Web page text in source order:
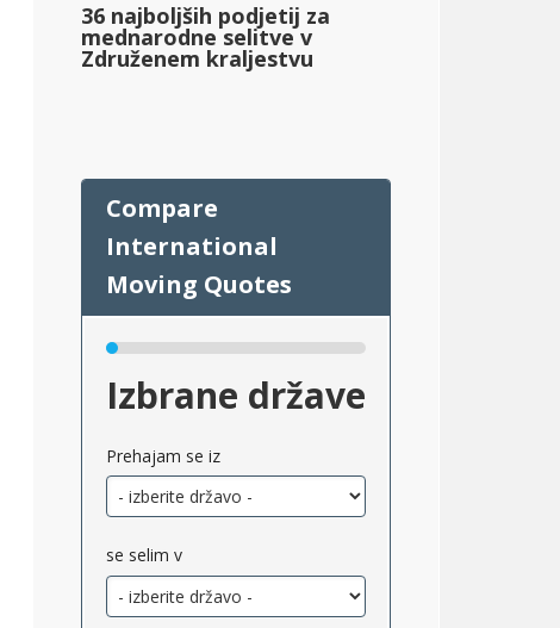
36 najboljših podjetij za
mednarodne selitve v
Združenem kraljestvu
Izbrane države
Prehajam se iz
se selim v